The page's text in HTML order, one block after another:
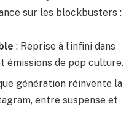
sur les blockbusters :
: Reprise à l’infini dans
émissions de pop culture.
génération réinvente la
entre suspense et